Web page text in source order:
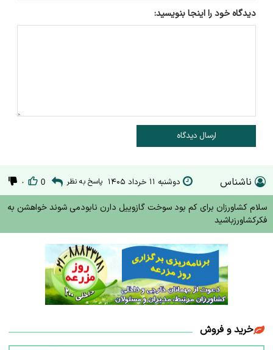
دیدگاه خود را اینجا بنویسید:
ارسال دیدگاه
ناشناس دوشنبه ۱۱ خرداد ۱۴۰۵ پاسخ به نظر 0 ۰
سلام کشاورزان برای کم بود سوخت گازوییل دارن نابودمی شوند خواهشن به
فکرکشاورزباشید
خرید و فروش